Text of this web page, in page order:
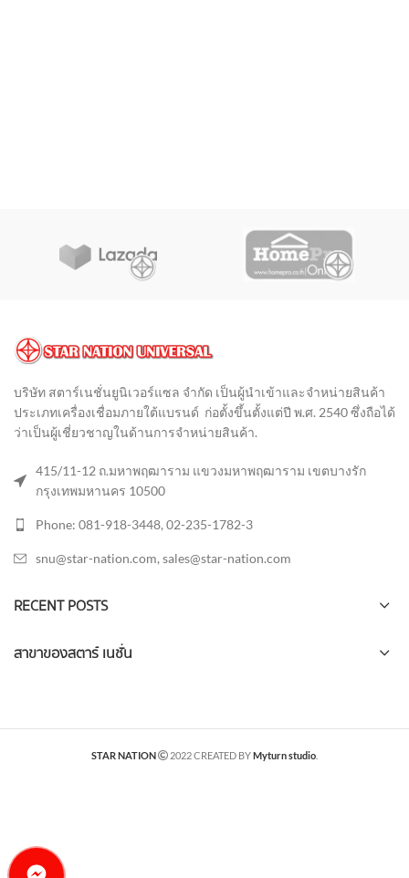
บริษัท สตาร์เนชั่นยูนิเวอร์แซล จำกัด เป็นผู้นำเข้าและจำหน่ายสินค้า
ประเภทเครื่องเชื่อมภายใต้แบรนด์ ก่อตั้งขึ้นตั้งแต่ปี พ.ศ. 2540 ซึ่งถือได้
ว่าเป็นผู้เชี่ยวชาญในด้านการจำหน่ายสินค้า.
415/11-12 ถ.มหาพฤฒาราม แขวงมหาพฤฒาราม เขตบางรัก
กรุงเทพมหานคร 10500
Phone: 081-918-3448, 02-235-1782-3
snu@star-nation.com, sales@star-nation.com
RECENT POSTS
สาขาของสตาร์ เนชั่น
STAR NATION 2022 CREATED BYMyturn studio